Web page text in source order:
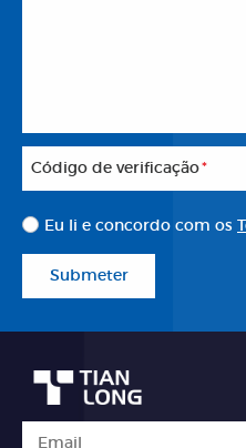
Código de verificação*
Eu li e concordo com os
Submeter